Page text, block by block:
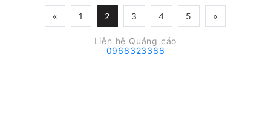
« 1 2 3 4 5 »
Liên hệ Quảng cáo
0968323388